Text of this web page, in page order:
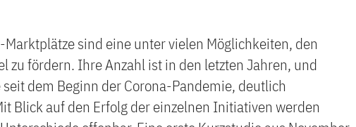
Marktplätze sind eine unter vielen Möglichkeiten, den
zu fördern. Ihre Anzahl ist in den letzten Jahren, und
dem Beginn der Corona-Pandemie, deutlich
Blick auf den Erfolg der einzelnen Initiativen werden